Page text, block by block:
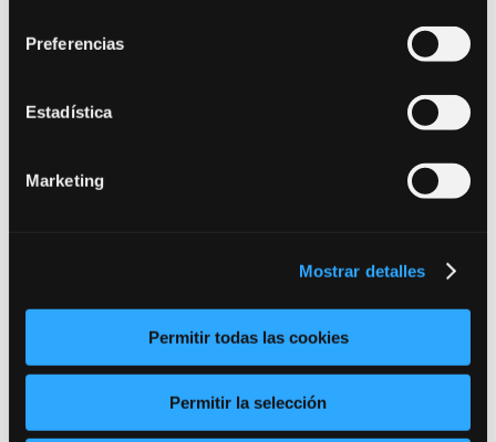
Preferencias
Estadística
Marketing
Mostrar detalles
Permitir todas las cookies
Permitir la selección
Listas definitivas y fecha de examen para
Auxiliar Estado
admitidos, así como el día, hora y lugar de la